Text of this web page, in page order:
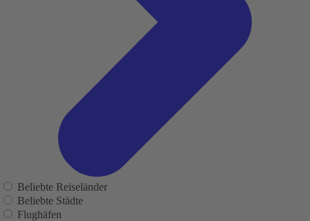
Beliebte Reiseländer
Beliebte Städte
Flughäfen